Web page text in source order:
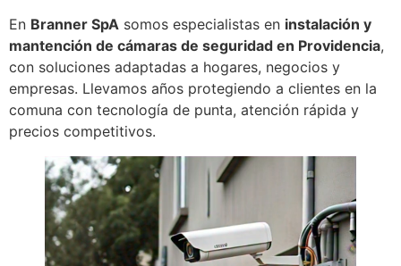
En Branner SpA somos especialistas en instalación y
mantención de cámaras de seguridad en Providencia,
con soluciones adaptadas a hogares, negocios y
empresas. Llevamos años protegiendo a clientes en la
comuna con tecnología de punta, atención rápida y
precios competitivos.